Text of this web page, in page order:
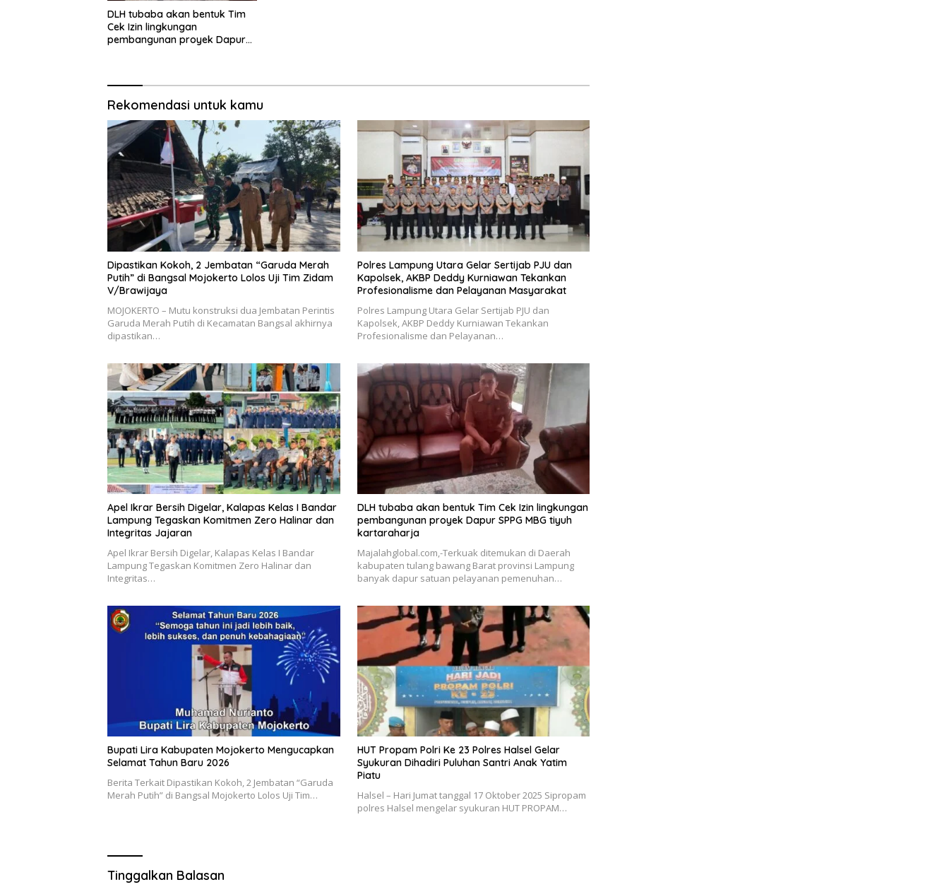
DLH tubaba akan bentuk Tim
Cek Izin lingkungan
pembangunan proyek Dapur
Rekomendasi untuk kamu
Dipastikan Kokoh, 2 Jembatan “Garuda Merah
Putih” di Bangsal Mojokerto Lolos Uji Tim Zidam
V/Brawijaya
MOJOKERTO – Mutu konstruksi dua Jembatan Perintis
Garuda Merah Putih di Kecamatan Bangsal akhirnya
dipastikan…
Polres Lampung Utara Gelar Sertijab PJU dan
Kapolsek, AKBP Deddy Kurniawan Tekankan
Profesionalisme dan Pelayanan Masyarakat
Polres Lampung Utara Gelar Sertijab PJU dan
Kapolsek, AKBP Deddy Kurniawan Tekankan
Profesionalisme dan Pelayanan…
Apel Ikrar Bersih Digelar, Kalapas Kelas I Bandar
Lampung Tegaskan Komitmen Zero Halinar dan
Integritas Jajaran
Apel Ikrar Bersih Digelar, Kalapas Kelas I Bandar
Lampung Tegaskan Komitmen Zero Halinar dan
Integritas…
DLH tubaba akan bentuk Tim Cek Izin lingkungan
pembangunan proyek Dapur SPPG MBG tiyuh
kartaraharja
Majalahglobal.com,-Terkuak ditemukan di Daerah
kabupaten tulang bawang Barat provinsi Lampung
banyak dapur satuan pelayanan pemenuhan…
Bupati Lira Kabupaten Mojokerto Mengucapkan
Selamat Tahun Baru 2026
Berita Terkait Dipastikan Kokoh, 2 Jembatan “Garuda
Merah Putih” di Bangsal Mojokerto Lolos Uji Tim…
HUT Propam Polri Ke 23 Polres Halsel Gelar
Syukuran Dihadiri Puluhan Santri Anak Yatim
Piatu
Halsel – Hari Jumat tanggal 17 Oktober 2025 Sipropam
polres Halsel mengelar syukuran HUT PROPAM…
Tinggalkan Balasan